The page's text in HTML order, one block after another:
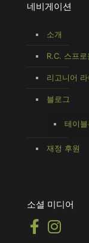
네비게이션
소개
R.C. 스프
리고니어
블로그
테이
재정 후원
소셜 미디어